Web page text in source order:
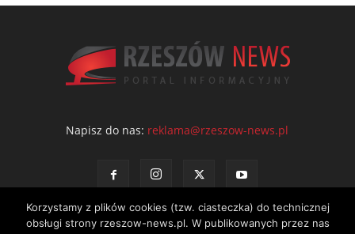
Napisz do nas: reklama@rzeszow-news.pl
Korzystamy z plików cookies (tzw. ciasteczka) do technicznej
obsługi strony rzeszow-news.pl. W publikowanych przez nas